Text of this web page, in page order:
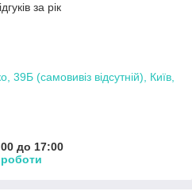
за рік
39Б (самовивіз відсутній), Київ,
до 17:00